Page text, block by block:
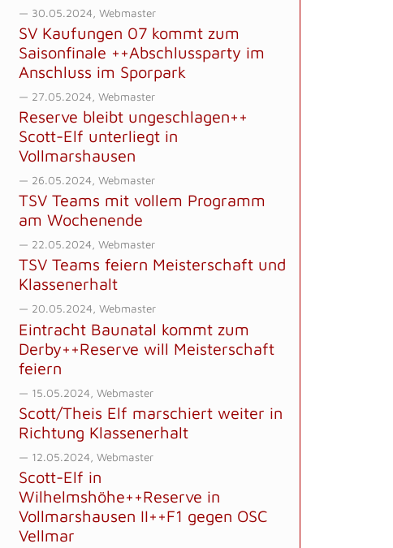
— 30.05.2024, Webmaster
SV Kaufungen 07 kommt zum
Saisonfinale ++Abschlussparty im
Anschluss im Sporpark
— 27.05.2024, Webmaster
Reserve bleibt ungeschlagen++
Scott-Elf unterliegt in
Vollmarshausen
— 26.05.2024, Webmaster
TSV Teams mit vollem Programm
am Wochenende
— 22.05.2024, Webmaster
TSV Teams feiern Meisterschaft und
Klassenerhalt
— 20.05.2024, Webmaster
Eintracht Baunatal kommt zum
Derby++Reserve will Meisterschaft
feiern
— 15.05.2024, Webmaster
Scott/Theis Elf marschiert weiter in
Richtung Klassenerhalt
— 12.05.2024, Webmaster
Scott-Elf in
Wilhelmshöhe++Reserve in
Vollmarshausen II++F1 gegen OSC
Vellmar